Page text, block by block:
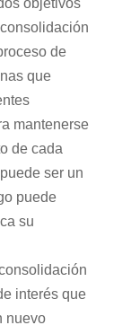
objetivos
de
que
mantenerse
de cada
ser un
puede
su
interés que
nuevo